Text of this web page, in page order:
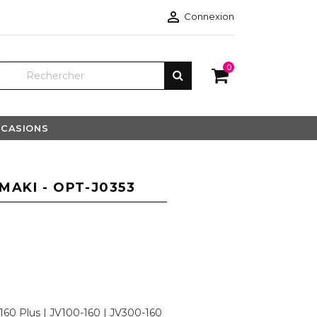
 Connexion
0
- OPT-J0353
Plus | JV100-160 | JV300-160